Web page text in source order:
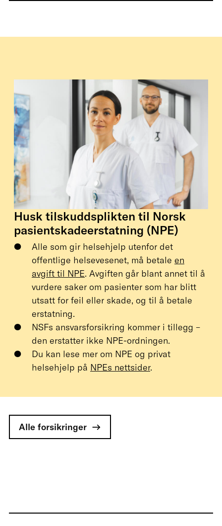
Husk tilskuddsplikten til Norsk
pasientskadeerstatning (NPE)
Alle som gir helsehjelp utenfor det
offentlige helsevesenet, må betale en
avgift til NPE. Avgiften går blant annet til å
vurdere saker om pasienter som har blitt
utsatt for feil eller skade, og til å betale
erstatning.
NSFs ansvarsforsikring kommer i tillegg –
den erstatter ikke NPE-ordningen.
Du kan lese mer om NPE og privat
helsehjelp på NPEs nettsider.
Alle forsikringer